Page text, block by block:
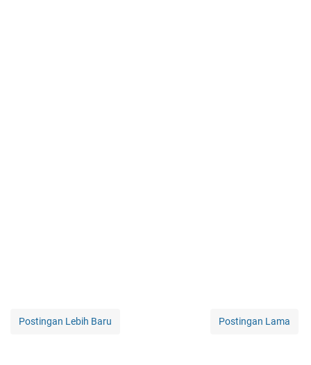
Postingan Lebih Baru Postingan Lama